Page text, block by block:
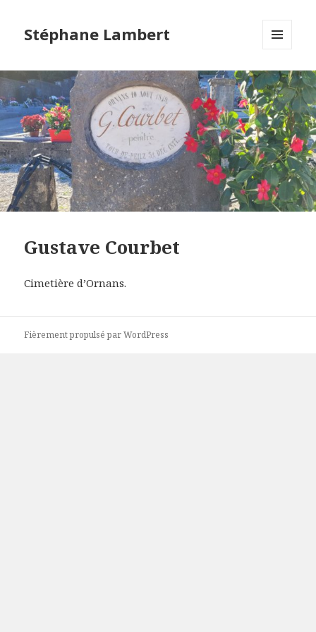
Stéphane Lambert
WIDGETS
Gustave Courbet
Cimetière d’Ornans.
Fièrement propulsé par WordPress